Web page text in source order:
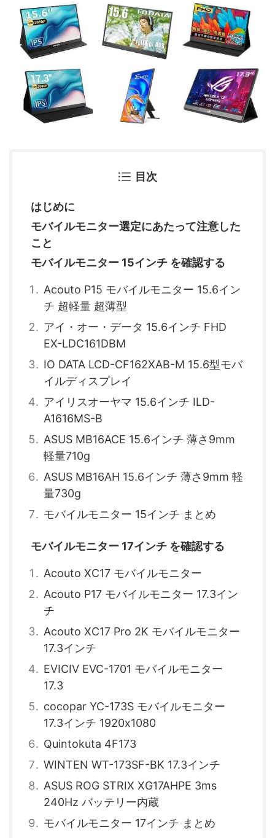
目次
はじめに
モバイルモニター選定にあたって注意した
こと
モバイルモニター 15インチ を確認する
Acouto P15 モバイルモニター 15.6イン
チ 超軽量 超薄型
アイ・オー・データ 15.6インチ FHD
EX-LDC161DBM
IO DATA LCD-CF162XAB-M 15.6型モバ
イルディスプレイ
アイリスオーヤマ 15.6インチ ILD-
A1616MS-B
ASUS MB16ACE 15.6インチ 薄さ9mm
軽量710g
ASUS MB16AH 15.6インチ 薄さ9mm 軽
量730g
モバイルモニター 15インチ まとめ
モバイルモニター 17インチ を確認する
Acouto XC17 モバイルモニター
Acouto P17 モバイルモニター 17.3イン
チ
Acouto XC17 Pro 2K モバイルモニター
17.3インチ
EVICIV EVC-1701 モバイルモニター
17.3
cocopar YC-173S モバイルモニター
17.3インチ 1920x1080
Quintokuta 4F173
WINTEN WT-173SF-BK 17.3インチ
ASUS ROG STRIX XG17AHPE 3ms
240Hz バッテリー内蔵
モバイルモニター 17インチ まとめ